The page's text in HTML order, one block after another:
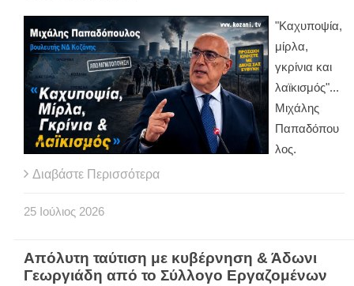
"Kαχυποψία,
μίρλα,
γκρίνια και
λαϊκισμός"...
Μιχάλης
Παπαδόπου
λος.
Διαβάστε Περισσότερα
25 Ιούλιος 2026
Απόλυτη ταύτιση με κυβέρνηση & Άδωνι
Γεωργιάδη από το Σύλλογο Εργαζομένων